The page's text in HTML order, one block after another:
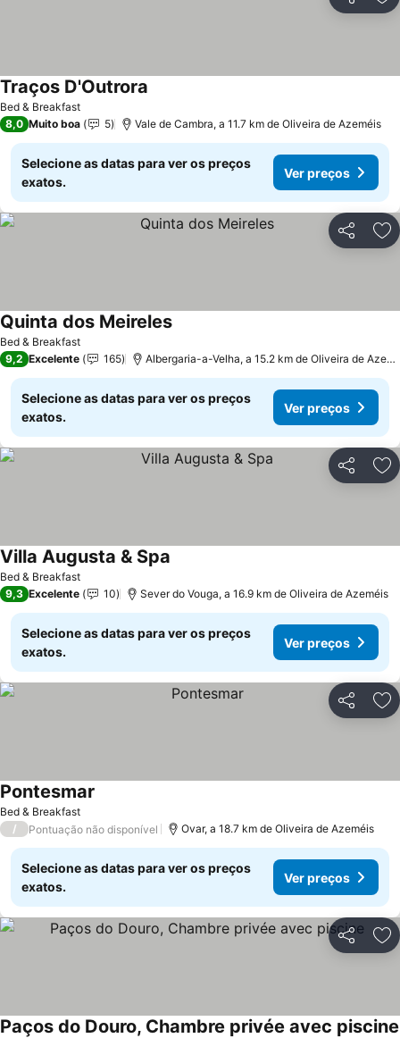
Partilhar
Bed & Breakfast
Traços D'Outrora
8,0 Muito boa 5 Vale de Cambra, a 11.7 km de Oliveira de Azeméis
Selecione as datas para ver os preços
exatos.
Ver preços
Partilhar
Bed & Breakfast
Quinta dos Meireles
9,2 Excelente 165 Albergaria-a-Velha, a 15.2 km de Oliveira de Azeméis
Selecione as datas para ver os preços
exatos.
Ver preços
Partilhar
Bed & Breakfast
Villa Augusta & Spa
9,3 Excelente 10 Sever do Vouga, a 16.9 km de Oliveira de Azeméis
Selecione as datas para ver os preços
exatos.
Ver preços
Partilhar
Bed & Breakfast
Pontesmar
/ Pontuação não disponível Ovar, a 18.7 km de Oliveira de Azeméis
Selecione as datas para ver os preços
exatos.
Ver preços
Partilhar
Paços do Douro, Chambre privée avec piscine